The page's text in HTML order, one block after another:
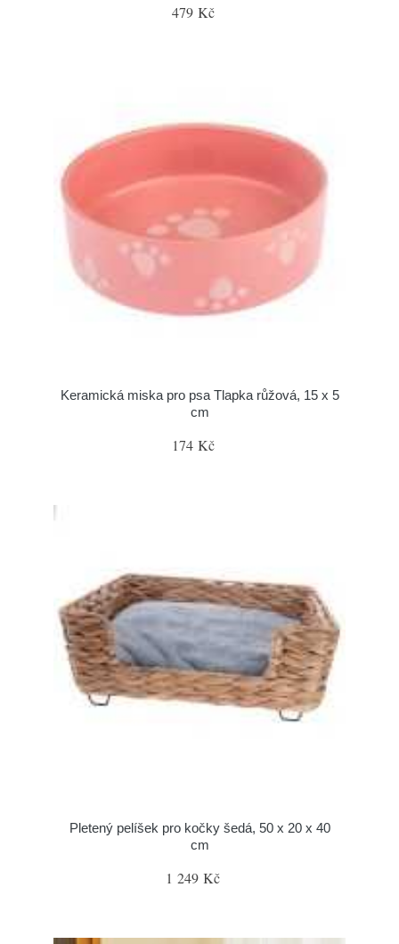
479 Kč
Keramická miska pro psa Tlapka růžová, 15 x 5
cm
174 Kč
Pletený pelíšek pro kočky šedá, 50 x 20 x 40
cm
1 249 Kč